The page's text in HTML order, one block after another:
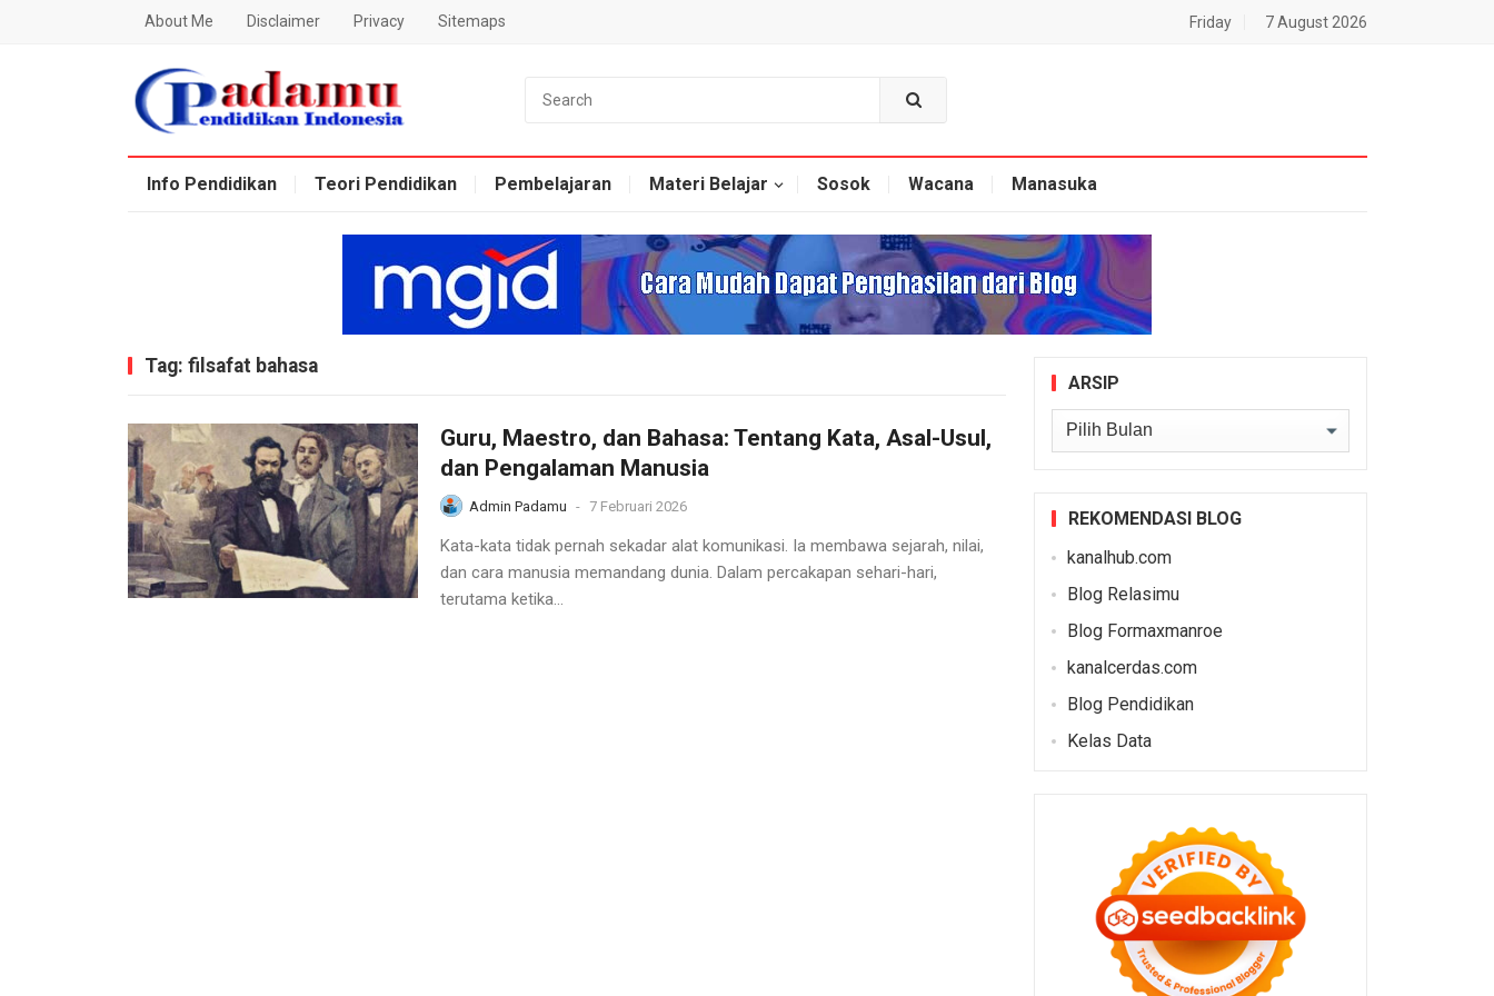
About Me Disclaimer Privacy Sitemaps Friday 7 August 2026
Blog Padamu
Info Pendidikan
Teori Pendidikan Pembelajaran Materi Belajar Sosok Wacana Manasuka
Tag: filsafat bahasa
Guru, Maestro, dan Bahasa: Tentang Kata, Asal-Usul,
dan Pengalaman Manusia
Admin Padamu - 7 Februari 2026
Kata-kata tidak pernah sekadar alat komunikasi. Ia membawa sejarah, nilai,
dan cara manusia memandang dunia. Dalam percakapan sehari-hari,
terutama ketika...
ARSIP
Arsip
REKOMENDASI BLOG
kanalhub.com
Blog Relasimu
Blog Formaxmanroe
kanalcerdas.com
Blog Pendidikan
Kelas Data